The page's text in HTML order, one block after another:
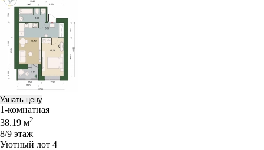
Узнать цену
1-комнатная
38.19 м2
8/9 этаж
Уютный лот 4